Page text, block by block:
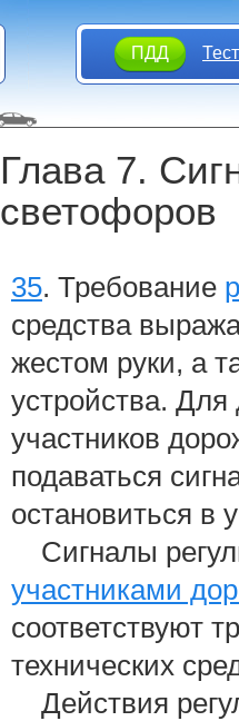
ПДД
Глава 7.
светофоров
35. Требование
средства
жестом руки, а
устройства.
участников
подаваться
остановиться в
Сигналы
участниками
соответствуют
технических
Действия